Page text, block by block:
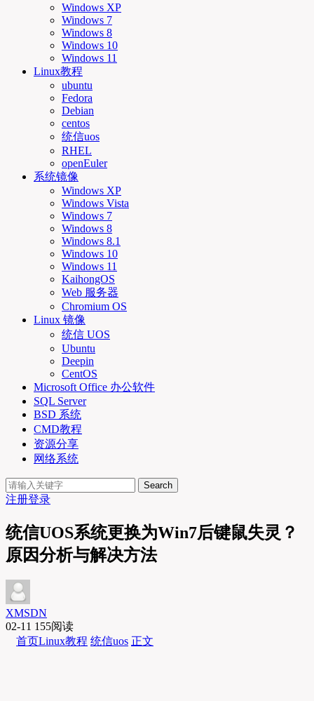
Windows XP
Windows 7
Windows 8
Windows 10
Windows 11
Linux教程
ubuntu
Fedora
Debian
centos
统信uos
RHEL
openEuler
系统镜像
Windows XP
Windows Vista
Windows 7
Windows 8
Windows 8.1
Windows 10
Windows 11
KaihongOS
Web 服务器
Chromium OS
Linux 镜像
统信 UOS
Ubuntu
Deepin
CentOS
Microsoft Office 办公软件
SQL Server
BSD 系统
CMD教程
资源分享
网络系统
Search
注册登录
统信UOS系统更换为Win7后键鼠失灵？
原因分析与解决方法
XMSDN
02-11 155阅读
首页Linux教程 统信uos 正文